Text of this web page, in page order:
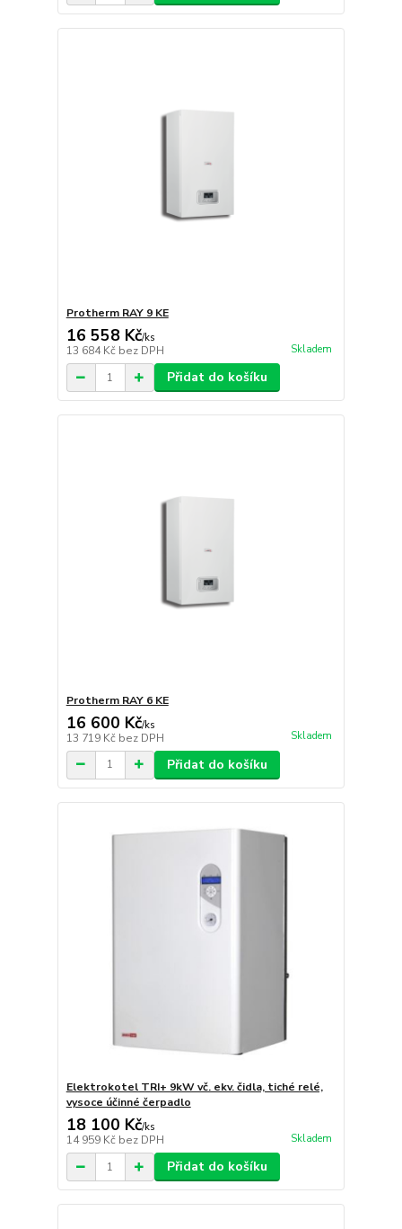
Protherm RAY 9 KE
16 558 Kč/ks
13 684 Kč bez DPH Skladem
Přidat do košíku
Protherm RAY 6 KE
16 600 Kč/ks
13 719 Kč bez DPH Skladem
Přidat do košíku
Elektrokotel TRI+ 9kW vč. ekv. čidla, tiché relé,
vysoce účinné čerpadlo
18 100 Kč/ks
14 959 Kč bez DPH Skladem
Přidat do košíku